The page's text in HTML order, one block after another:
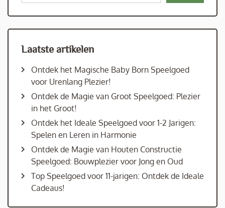
Laatste artikelen
Ontdek het Magische Baby Born Speelgoed
voor Urenlang Plezier!
Ontdek de Magie van Groot Speelgoed: Plezier
in het Groot!
Ontdek het Ideale Speelgoed voor 1-2 Jarigen:
Spelen en Leren in Harmonie
Ontdek de Magie van Houten Constructie
Speelgoed: Bouwplezier voor Jong en Oud
Top Speelgoed voor 11-jarigen: Ontdek de Ideale
Cadeaus!